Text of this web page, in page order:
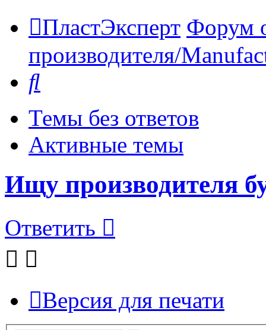
ПластЭксперт Форум
производителя/
Темы без ответов
Активные темы
Ищу производителя
Ответить
Версия для печати